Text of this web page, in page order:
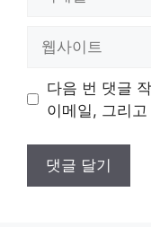
트
다음 번 댓글
이메일, 그리